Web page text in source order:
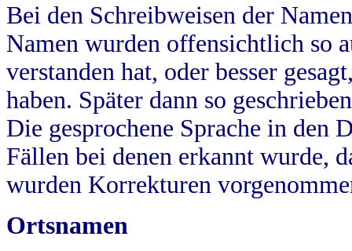
Bei den Schreibweisen der
Namen wurden offensichtlich so
verstanden hat, oder besser
haben. Später dann so
Die gesprochene Sprache in
Fällen bei denen erkannt wurde,
wurden Korrekturen
Ortsnamen